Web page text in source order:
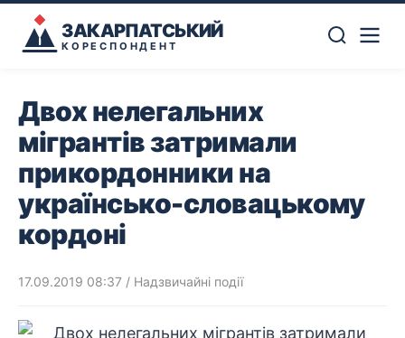
ЗАКАРПАТСЬКИЙ
КОРЕСПОНДЕНТ
Двох нелегальних
мігрантів затримали
прикордонники на
українсько-словацькому
кордоні
17.09.2019 08:37 / Надзвичайні події